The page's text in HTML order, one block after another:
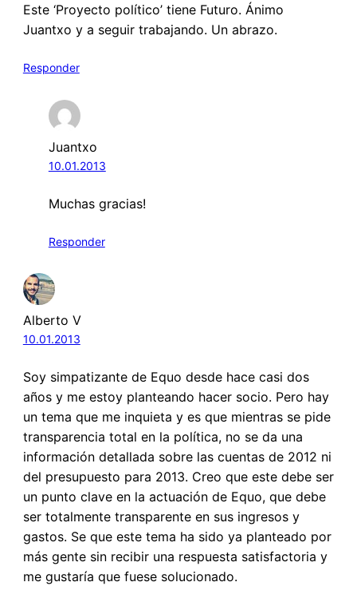
Este ‘Proyecto político’ tiene Futuro. Ánimo
Juantxo y a seguir trabajando. Un abrazo.
Responder
Juantxo
10.01.2013
Muchas gracias!
Responder
Alberto V
10.01.2013
Soy simpatizante de Equo desde hace casi dos
años y me estoy planteando hacer socio. Pero hay
un tema que me inquieta y es que mientras se pide
transparencia total en la política, no se da una
información detallada sobre las cuentas de 2012 ni
del presupuesto para 2013. Creo que este debe ser
un punto clave en la actuación de Equo, que debe
ser totalmente transparente en sus ingresos y
gastos. Se que este tema ha sido ya planteado por
más gente sin recibir una respuesta satisfactoria y
me gustaría que fuese solucionado.